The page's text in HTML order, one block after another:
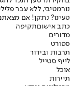
נורמטיבי, ללא עבר
טעינו? נתקן! אם
כתב אישוםתקיפה
מדורים
ספורט
תרבות ובידור
לייף סטייל
אוכל
תיירות